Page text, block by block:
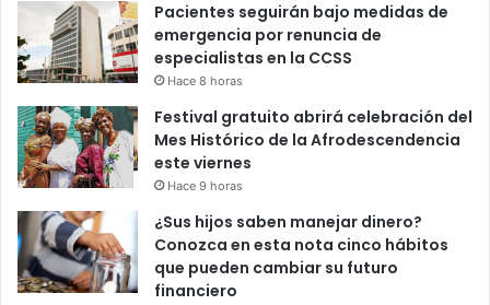
Pacientes seguirán bajo medidas de
emergencia por renuncia de
especialistas en la CCSS
Hace 8 horas
Festival gratuito abrirá celebración del
Mes Histórico de la Afrodescendencia
este viernes
Hace 9 horas
¿Sus hijos saben manejar dinero?
Conozca en esta nota cinco hábitos
que pueden cambiar su futuro
financiero